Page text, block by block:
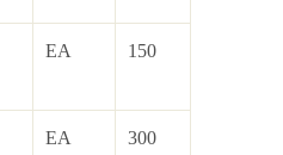
EA 150
EA 300